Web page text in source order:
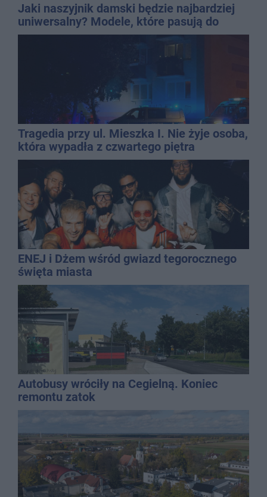
Jaki naszyjnik damski będzie najbardziej
uniwersalny? Modele, które pasują do
wielu stylizacji
Tragedia przy ul. Mieszka I. Nie żyje osoba,
która wypadła z czwartego piętra
ENEJ i Dżem wśród gwiazd tegorocznego
święta miasta
Autobusy wróciły na Cegielną. Koniec
remontu zatok